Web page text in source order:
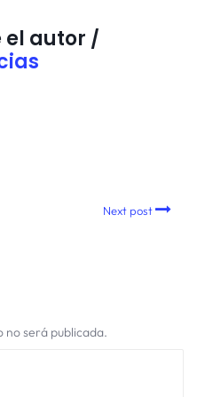
el autor /
Next post
será publicada.